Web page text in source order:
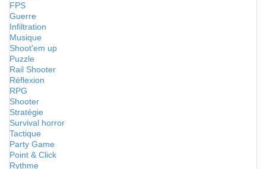
FPS
Guerre
Infiltration
Musique
Shoot'em up
Puzzle
Rail Shooter
Réflexion
RPG
Shooter
Stratégie
Survival horror
Tactique
Party Game
Point & Click
Rythme